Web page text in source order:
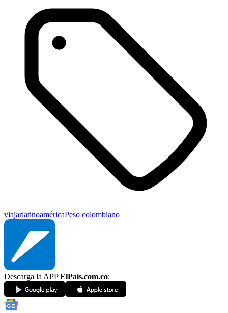
viajarlatinoaméricaPeso colombiano
Descarga la APPElPaís.com.co: